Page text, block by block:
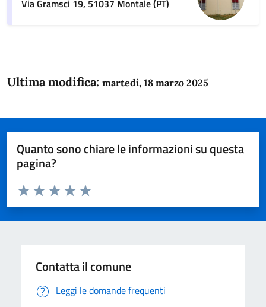
Via Gramsci 19, 51037 Montale (PT)
Ultima modifica: martedì, 18 marzo 2025
Quanto sono chiare le informazioni su questa
pagina?
Domanda
Valuta da 1 a 5 stelle la pagina
Valuta 5 stelle su 5
Valuta 4 stelle su 5
Valuta 3 stelle su 5
Valuta 2 stelle su 5
Valuta 1 stelle su 5
Contatta il comune
Leggi le domande frequenti